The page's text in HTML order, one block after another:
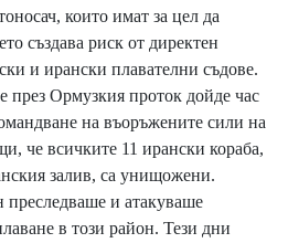
които имат за цел да
създава риск от директен
и ирански плавателни съдове.
през Ормузкия проток дойде час
на въоръжените сили на
че всичките 11 ирански кораба,
залив, са унищожени.
преследваше и атакуваше
в този район. Тези дни